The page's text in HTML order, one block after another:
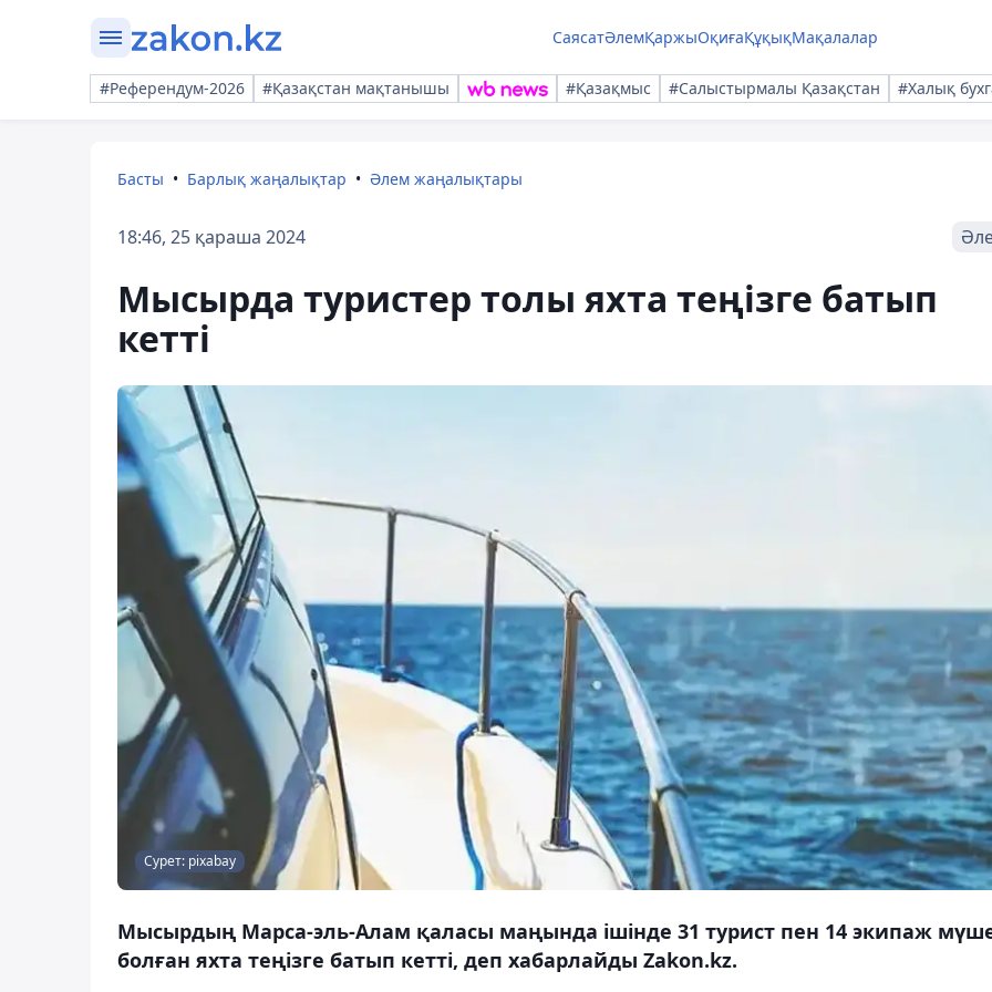
СаясатӘлемҚаржыОқиғаҚұқықМақалалар
#Референдум-2026 #Қазақстан мақтанышы #Қазақмыс #Салыстырмалы Қазақстан #Халық
Басты Барлық жаңалықтар Әлем жаңалықтары
18:46, 25 қараша 2024
Мысырда туристер толы яхта теңізге батып
кетті
Сурет: pixabay
Мысырдың Марса-эль-Алам қаласы маңында ішінде 31 турист пен 14 экипаж
болған яхта теңізге батып кетті, деп хабарлайды Zakon.kz.